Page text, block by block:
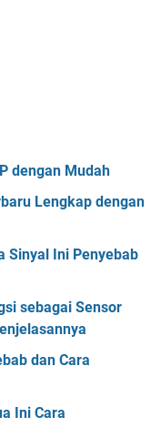
dengan Mudah
Lengkap dengan
Sinyal Ini Penyebab
sebagai Sensor
dan Cara
Ini Cara